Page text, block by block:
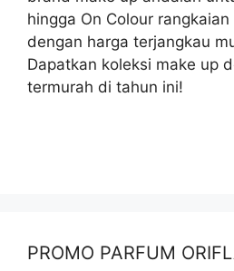
hingga On Colour
dengan harga terjangkau
Dapatkan koleksi make up
termurah di tahun ini!
PROMO PARFUM